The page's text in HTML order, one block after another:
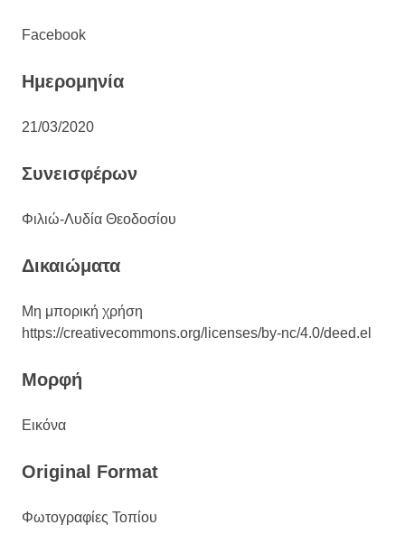
Facebook
Ημερομηνία
21/03/2020
Συνεισφέρων
Φιλιώ-Λυδία Θεοδοσίου
Δικαιώματα
Μη μπορική χρήση
https://creativecommons.org/licenses/by-nc/4.0/deed.el
Μορφή
Εικόνα
Original Format
Φωτογραφίες Τοπίου